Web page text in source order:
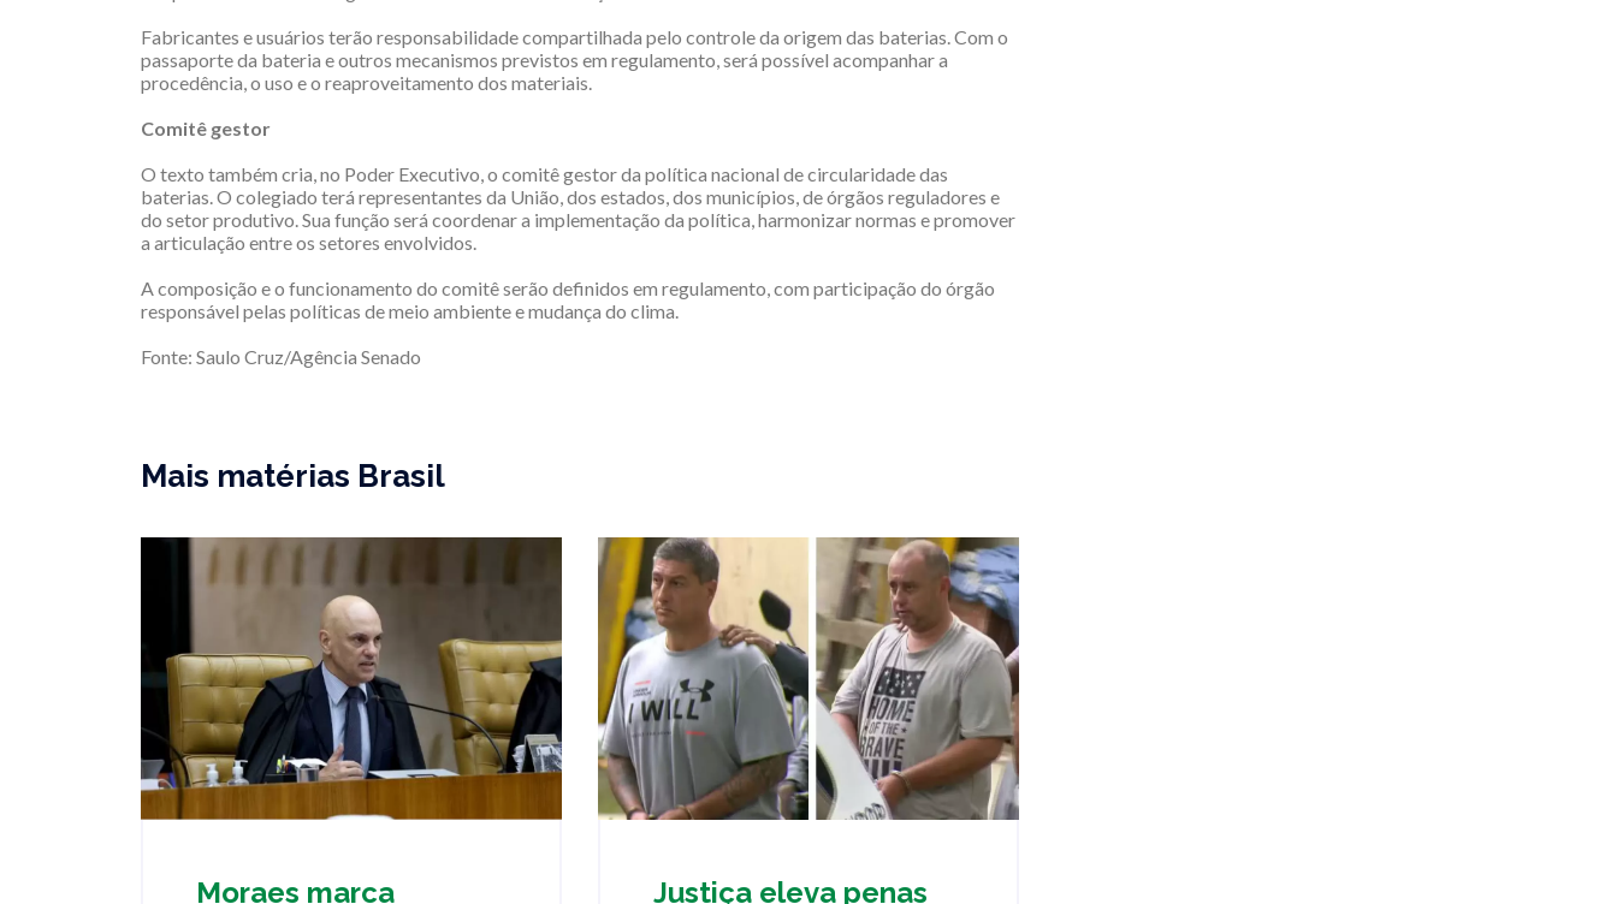
Fabricantes e usuários terão responsabilidade compartilhada pelo controle da origem das baterias. Com o
passaporte da bateria e outros mecanismos previstos em regulamento, será possível acompanhar a
procedência, o uso e o reaproveitamento dos materiais.
Comitê gestor
O texto também cria, no Poder Executivo, o comitê gestor da política nacional de circularidade das
baterias. O colegiado terá representantes da União, dos estados, dos municípios, de órgãos reguladores e
do setor produtivo. Sua função será coordenar a implementação da política, harmonizar normas e promover
a articulação entre os setores envolvidos.
A composição e o funcionamento do comitê serão definidos em regulamento, com participação do órgão
responsável pelas políticas de meio ambiente e mudança do clima.
Fonte: Saulo Cruz/Agência Senado
Mais matérias Brasil
Moraes marca Justiça eleva penas